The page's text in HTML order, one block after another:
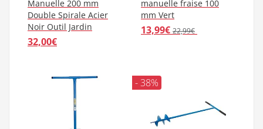
Manuelle 200 mm
Double Spirale Acier
Noir Outil Jardin
32,00€
manuelle fraise 100
mm Vert
13,99€ 22,99€
- 38%